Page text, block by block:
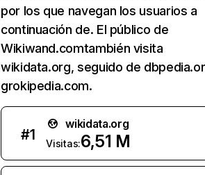
por los que navegan los usuarios a
continuación de. El público de
Wikiwand.comtambién visita
wikidata.org, seguido de
grokipedia.com.
#1
wikidata.org
Visitas:6,51 M